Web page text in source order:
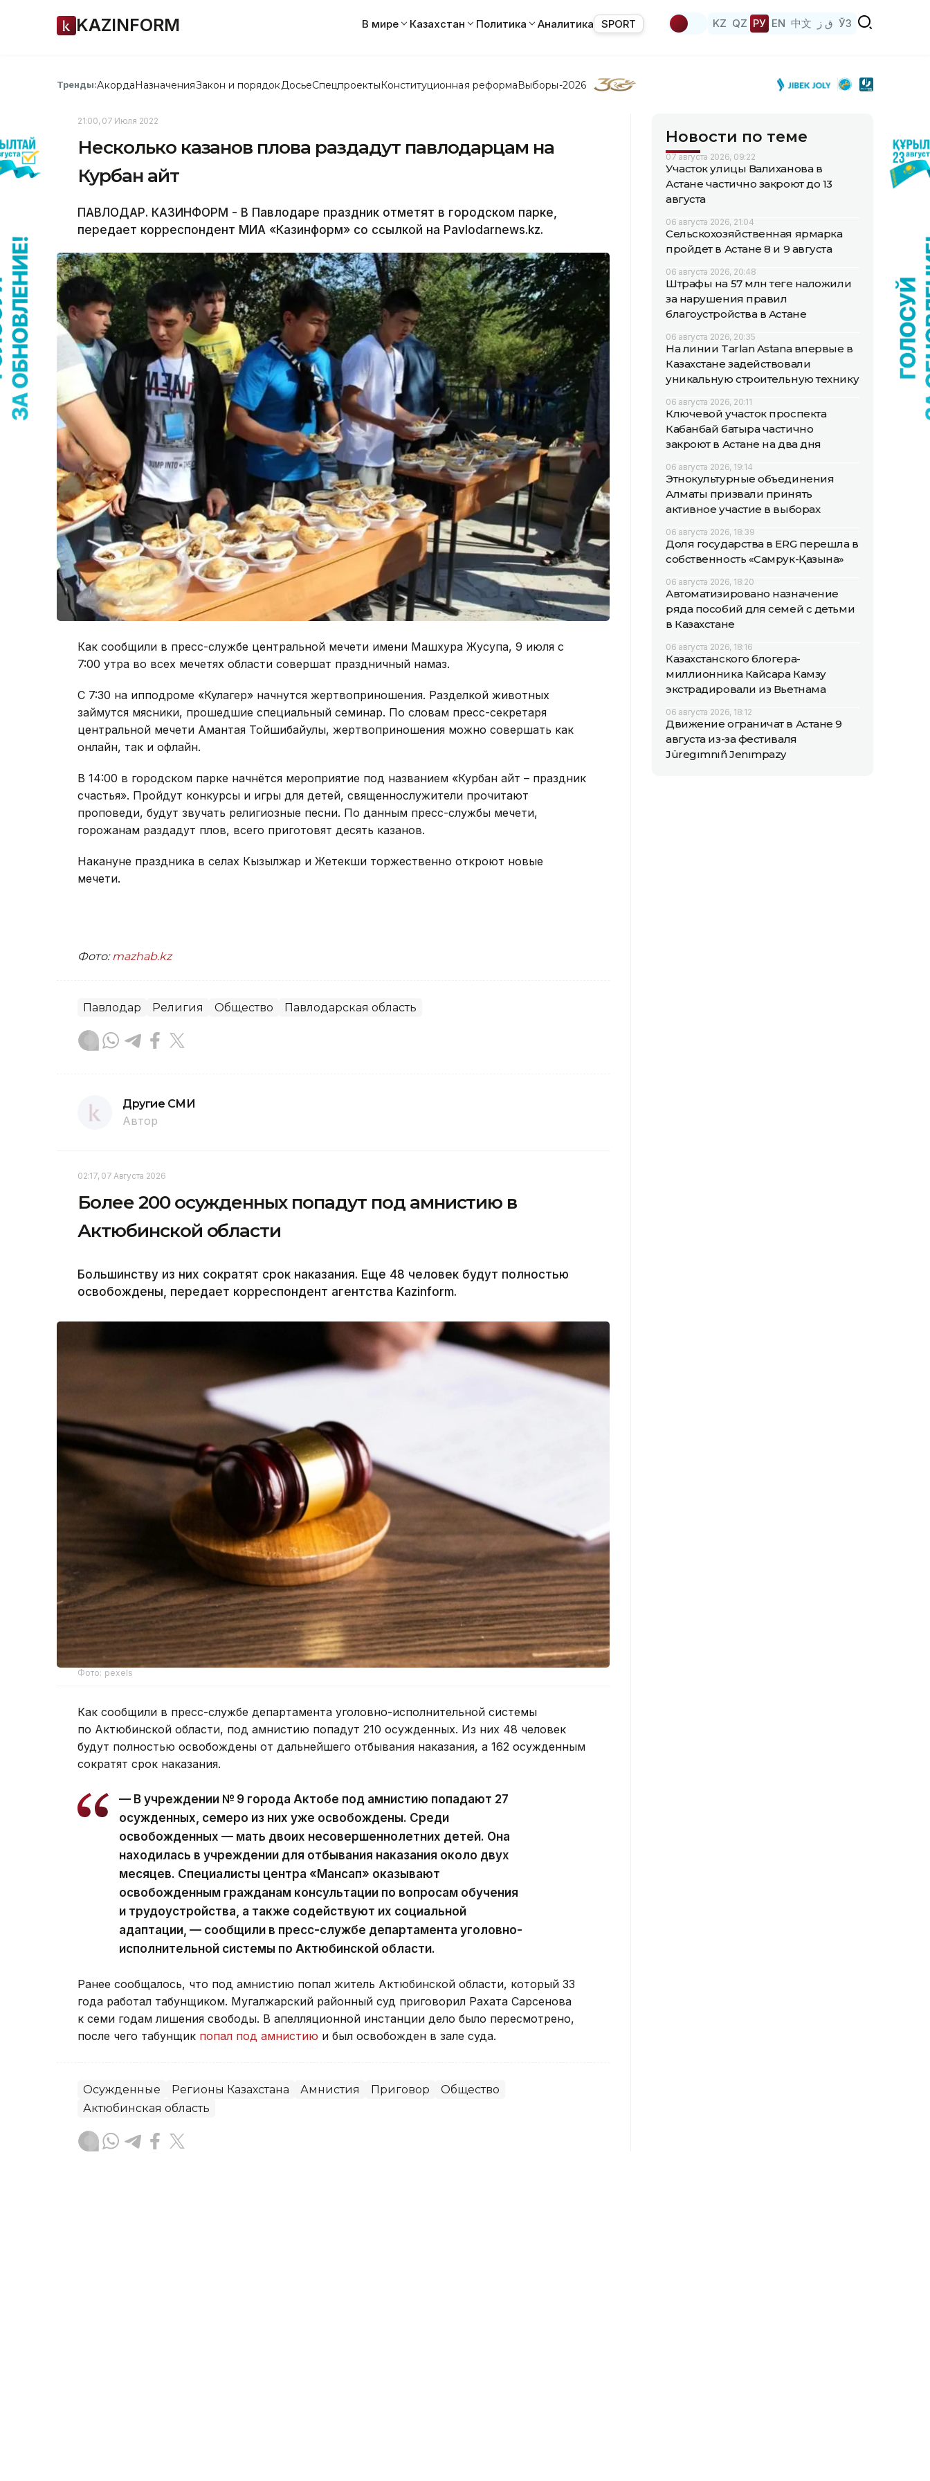
KAZINFORM В мире Казахстан Политика Аналитика SPORT KZ QZ РУ EN 中文 ق ز ЎЗ
Тренды:АкордаНазначенияЗакон и порядок ДосьеСпецпроектыКонституционная реформаВыборы-2026
21:00, 07 Июля 2022
Несколько казанов плова раздадут павлодарцам на
Курбан айт
ПАВЛОДАР. КАЗИНФОРМ - В Павлодаре праздник отметят в городском парке,
передает корреспондент МИА «Казинформ» со ссылкой на Pavlodarnews.kz.
Как сообщили в пресс-службе центральной мечети имени Машхура Жусупа, 9 июля с
7:00 утра во всех мечетях области совершат праздничный намаз.
С 7:30 на ипподроме «Кулагер» начнутся жертвоприношения. Разделкой животных
займутся мясники, прошедшие специальный семинар. По словам пресс-секретаря
центральной мечети Амантая Тойшибайулы, жертвоприношения можно совершать как
онлайн, так и офлайн.
В 14:00 в городском парке начнётся мероприятие под названием «Курбан айт – праздник
счастья». Пройдут конкурсы и игры для детей, священнослужители прочитают
проповеди, будут звучать религиозные песни. По данным пресс-службы мечети,
горожанам раздадут плов, всего приготовят десять казанов.
Накануне праздника в селах Кызылжар и Жетекши торжественно откроют новые
мечети.
Фото:mazhab.kz
Павлодар Религия Общество Павлодарская область
Другие СМИ
Автор
02:17, 07 Августа 2026
Более 200 осужденных попадут под амнистию в
Актюбинской области
Большинству из них сократят срок наказания. Еще 48 человек будут полностью
освобождены, передает корреспондент агентства Kazinform.
Фото: pexels
Как сообщили в пресс-службе департамента уголовно-исполнительной системы
по Актюбинской области, под амнистию попадут 210 осужденных. Из них 48 человек
будут полностью освобождены от дальнейшего отбывания наказания, а 162 осужденным
сократят срок наказания.
— В учреждении № 9 города Актобе под амнистию попадают 27
осужденных, семеро из них уже освобождены. Среди
освобожденных — мать двоих несовершеннолетних детей. Она
находилась в учреждении для отбывания наказания около двух
месяцев. Специалисты центра «Мансап» оказывают
освобожденным гражданам консультации по вопросам обучения
и трудоустройства, а также содействуют их социальной
адаптации, — сообщили в пресс-службе департамента уголовно-
исполнительной системы по Актюбинской области.
Ранее сообщалось, что под амнистию попал житель Актюбинской области, который 33
года работал табунщиком. Мугалжарский районный суд приговорил Рахата Сарсенова
к семи годам лишения свободы. В апелляционной инстанции дело было пересмотрено,
после чего табунщик попал под амнистию и был освобожден в зале суда.
Осужденные Регионы Казахстана Амнистия Приговор
Общество
Актюбинская область
Новости по теме
07 августа 2026, 09:22
Участок улицы Валиханова в
Астане частично закроют до 13
августа
06 августа 2026, 21:04
Сельскохозяйственная ярмарка
пройдет в Астане 8 и 9 августа
06 августа 2026, 20:48
Штрафы на 57 млн теңге наложили
за нарушения правил
благоустройства в Астане
06 августа 2026, 20:35
На линии Tarlan Astana впервые в
Казахстане задействовали
уникальную строительную технику
06 августа 2026, 20:11
Ключевой участок проспекта
Кабанбай батыра частично
закроют в Астане на два дня
06 августа 2026, 19:14
Этнокультурные объединения
Алматы призвали принять
активное участие в выборах
06 августа 2026, 18:39
Доля государства в ERG перешла в
собственность «Самрук-Қазына»
06 августа 2026, 18:20
Автоматизировано назначение
ряда пособий для семей с детьми
в Казахстане
06 августа 2026, 18:16
Казахстанского блогера-
миллионника Кайсара Камзу
экстрадировали из Вьетнама
06 августа 2026, 18:12
Движение ограничат в Астане 9
августа из-за фестиваля
Jüregımnıñ Jenımpazy